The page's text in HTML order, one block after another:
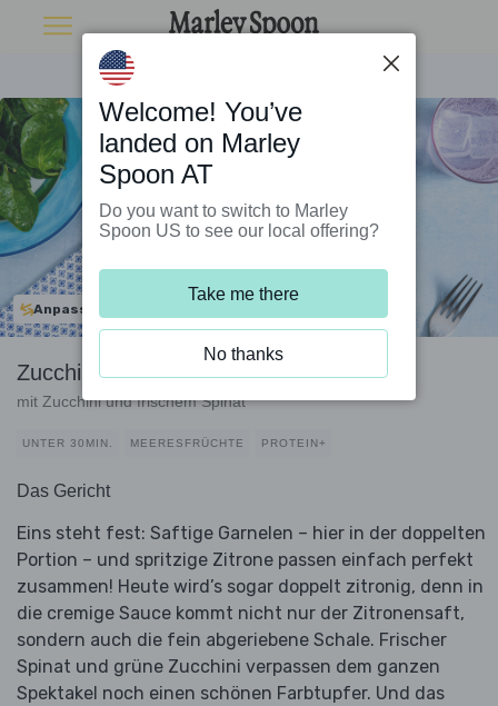
Anpassbar
Zucchini-Zitronen-Pasta mit Garnelen x2
mit Zucchini und frischem Spinat
UNTER 30MIN. MEERESFRÜCHTE PROTEIN+
Das Gericht
Eins steht fest: Saftige Garnelen – hier in der doppelten
Portion – und spritzige Zitrone passen einfach perfekt
zusammen! Heute wird’s sogar doppelt zitronig, denn in
die cremige Sauce kommt nicht nur der Zitronensaft,
sondern auch die fein abgeriebene Schale. Frischer
Spinat und grüne Zucchini verpassen dem ganzen
Spektakel noch einen schönen Farbtupfer. Und das
Welcome! You’ve
landed on Marley
Spoon AT
Do you want to switch to Marley
Spoon US to see our local offering?
Take me there
No thanks